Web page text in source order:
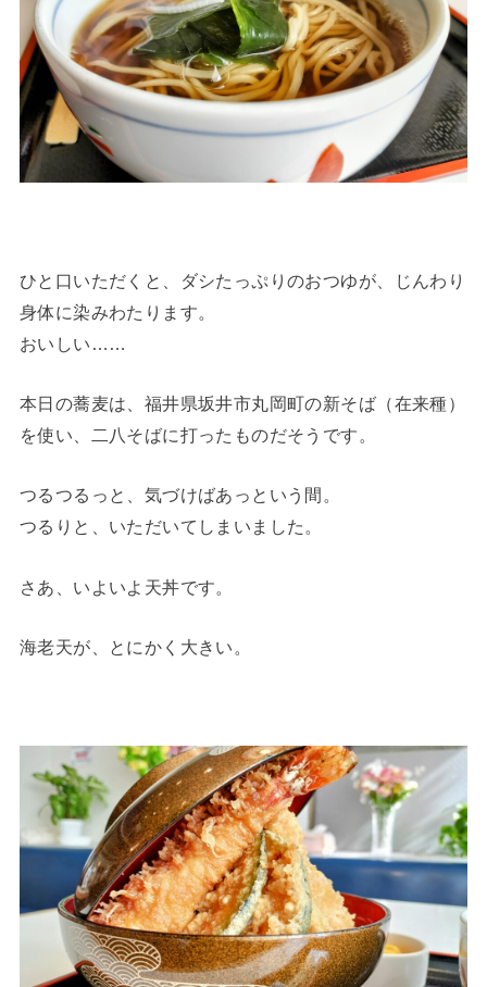
ひと口いただくと、ダシたっぷりのおつゆが、じんわり
身体に染みわたります。
おいしい……
本日の蕎麦は、福井県坂井市丸岡町の新そば（在来種）
を使い、二八そばに打ったものだそうです。
つるつるっと、気づけばあっという間。
つるりと、いただいてしまいました。
さあ、いよいよ天丼です。
海老天が、とにかく大きい。